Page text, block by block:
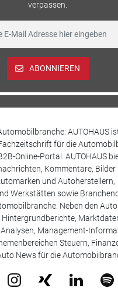
verpassen.
ABONNIEREN
AUTOHAUS
für die
Online-Portal. AUTOHAUS
Kommentare, Bilder
und Autoherstellern,
Werkstätten sowie
Neben den
Management-
Steuern,
News für die